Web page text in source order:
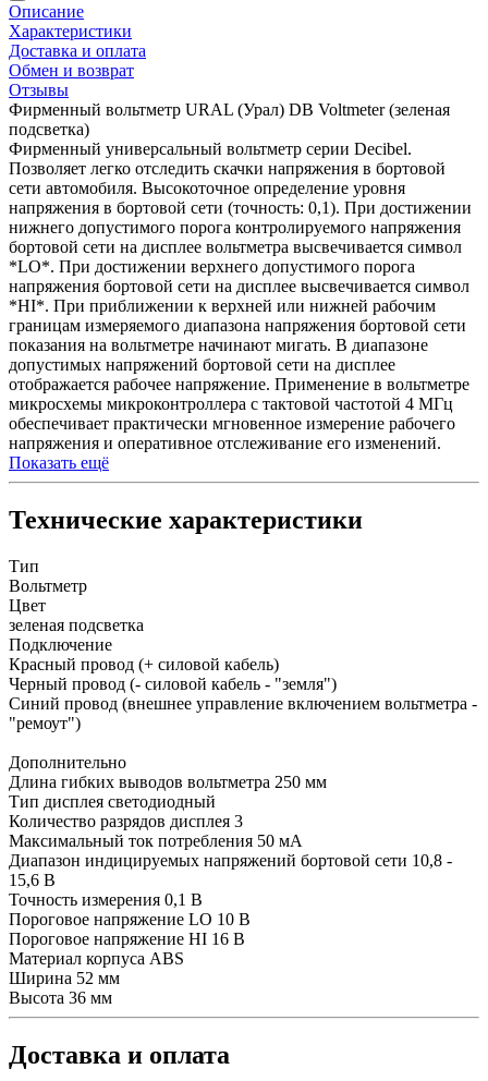
Описание
Характеристики
Доставка и оплата
Обмен и возврат
Отзывы
Фирменный вольтметр URAL (Урал) DB Voltmeter (зеленая
подсветка)
Фирменный универсальный вольтметр серии Decibel.
Позволяет легко отследить скачки напряжения в бортовой
сети автомобиля. Высокоточное определение уровня
напряжения в бортовой сети (точность: 0,1). При достижении
нижнего допустимого порога контролируемого напряжения
бортовой сети на дисплее вольтметра высвечивается символ
*LO*. При достижении верхнего допустимого порога
напряжения бортовой сети на дисплее высвечивается символ
*HI*. При приближении к верхней или нижней рабочим
границам измеряемого диапазона напряжения бортовой сети
показания на вольтметре начинают мигать. В диапазоне
допустимых напряжений бортовой сети на дисплее
отображается рабочее напряжение. Применение в вольтметре
микросхемы микроконтроллера с тактовой частотой 4 МГц
обеспечивает практически мгновенное измерение рабочего
напряжения и оперативное отслеживание его изменений.
Показать ещё
Технические характеристики
Тип
Вольтметр
Цвет
зеленая подсветка
Подключение
Красный провод (+ силовой кабель)
Черный провод (- силовой кабель - "земля")
Синий провод (внешнее управление включением вольтметра -
"ремоут")
Дополнительно
Длина гибких выводов вольтметра 250 мм
Тип дисплея светодиодный
Количество разрядов дисплея 3
Максимальный ток потребления 50 мА
Диапазон индицируемых напряжений бортовой сети 10,8 -
15,6 В
Точность измерения 0,1 В
Пороговое напряжение LO 10 В
Пороговое напряжение HI 16 В
Материал корпуса ABS
Ширина 52 мм
Высота 36 мм
Доставка и оплата